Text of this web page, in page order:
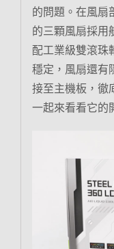
的問題。在風扇
的三顆風扇採用
配工業級雙滾珠
穩定，風扇還有
接至主機板，徹
一起來看看它的